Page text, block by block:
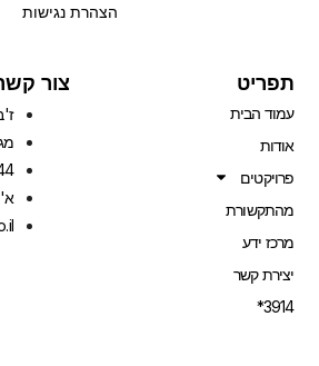
הצהרת נגישות
תפריט
עמוד הבית
אודות
פרויקטים
מהתקשורת
מרכז ידע
יצירת קשר
3914*
צור
א' -